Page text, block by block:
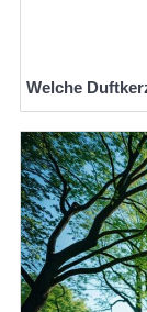
Welche